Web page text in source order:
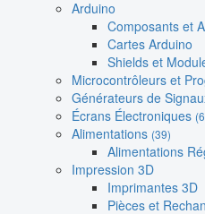
Arduino
Composants et
Cartes Arduino
Shields et
Microcontrôleurs et
Générateurs de
Écrans Électroniques
Alimentations (39)
Alimentations
Impression 3D
Imprimantes 3D
Pièces et